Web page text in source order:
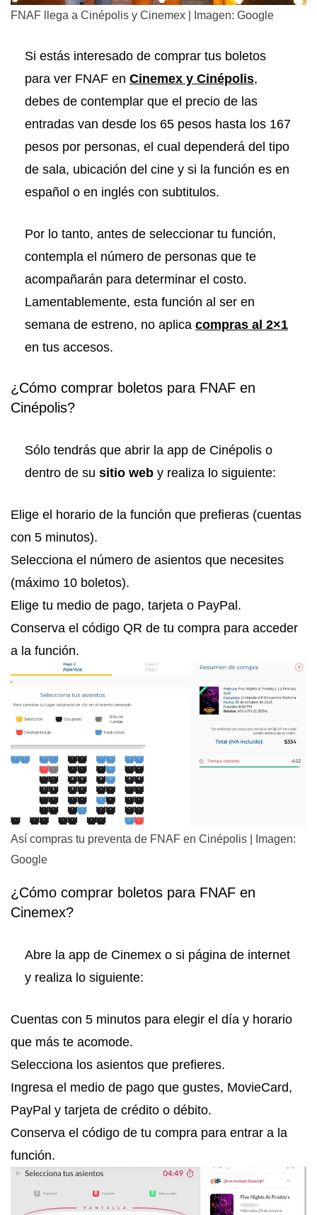
FNAF llega a Cinépolis y Cinemex | Imagen: Google
Si estás interesado de comprar tus boletos
para ver FNAF en Cinemex y Cinépolis,
debes de contemplar que el precio de las
entradas van desde los 65 pesos hasta los 167
pesos por personas, el cual dependerá del tipo
de sala, ubicación del cine y si la función es en
español o en inglés con subtitulos.
Por lo tanto, antes de seleccionar tu función,
contempla el número de personas que te
acompañarán para determinar el costo.
Lamentablemente, esta función al ser en
semana de estreno, no aplica compras al 2×1
en tus accesos.
¿Cómo comprar boletos para FNAF en
Cinépolis?
Sólo tendrás que abrir la app de Cinépolis o
dentro de su sitio web y realiza lo siguiente:
Elige el horario de la función que prefieras (cuentas
con 5 minutos).
Selecciona el número de asientos que necesites
(máximo 10 boletos).
Elige tu medio de pago, tarjeta o PayPal.
Conserva el código QR de tu compra para acceder
a la función.
Así compras tu preventa de FNAF en Cinépolis | Imagen:
Google
¿Cómo comprar boletos para FNAF en
Cinemex?
Abre la app de Cinemex o si página de internet
y realiza lo siguiente:
Cuentas con 5 minutos para elegir el día y horario
que más te acomode.
Selecciona los asientos que prefieres.
Ingresa el medio de pago que gustes, MovieCard,
PayPal y tarjeta de crédito o débito.
Conserva el código de tu compra para entrar a la
función.